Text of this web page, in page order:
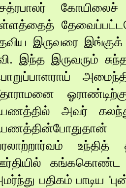
கோயிலைச்
இருவரை இங்குக்
இந்த இருவரும்
அவர்
உந்தித்
கங்ககொண்ட
பதிகம் பாடிய